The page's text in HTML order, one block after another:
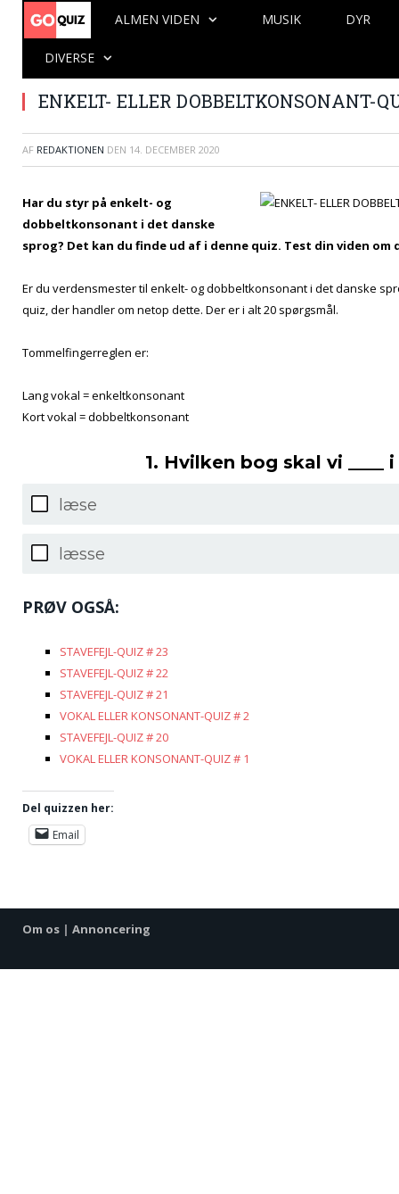
ALMEN VIDEN MUSIK DYR
DIVERSE
ENKELT- ELLER DOBBELTKONSONANT-
AF REDAKTIONEN DEN 14. DECEMBER 2020
Har du styr på enkelt- og
dobbeltkonsonant i det danske
sprog? Det kan du finde ud af i denne quiz. Test din viden om
Er du verdensmester til enkelt- og dobbeltkonsonant i det danske
quiz, der handler om netop dette. Der er i alt 20 spørgsmål.
Tommelfingerreglen er:
Lang vokal = enkeltkonsonant
Kort vokal = dobbeltkonsonant
1. Hvilken bog skal vi ____
læse
læsse
PRØV OGSÅ:
STAVEFEJL-QUIZ # 23
STAVEFEJL-QUIZ # 22
STAVEFEJL-QUIZ # 21
VOKAL ELLER KONSONANT-QUIZ # 2
STAVEFEJL-QUIZ # 20
VOKAL ELLER KONSONANT-QUIZ # 1
Del quizzen her:
Email
Om os | Annoncering